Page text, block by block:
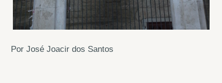
Por José Joacir dos Santos